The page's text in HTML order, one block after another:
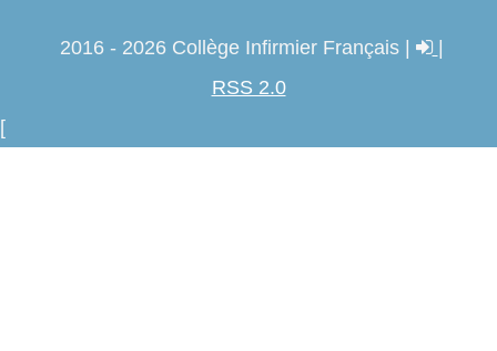
2016 - 2026 Collège Infirmier Français |
|
RSS 2.0
[